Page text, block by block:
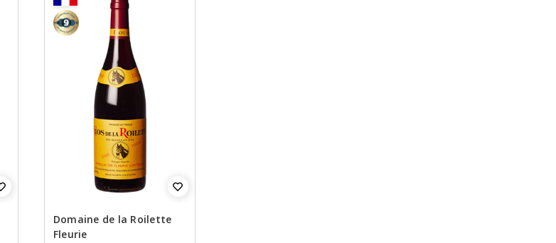
9
Domaine de la Roilette
Fleurie